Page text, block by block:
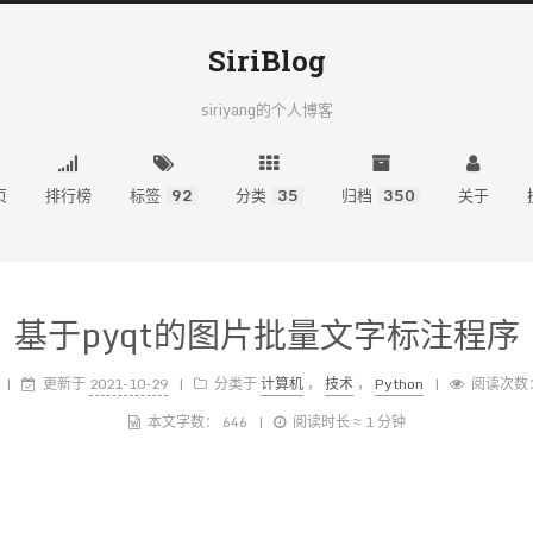
SiriBlog
siriyang的个人博客
排行榜 标签 92 分类 35 归档 350 关于
基于pyqt的图片批量文字标注程序
更新于 2021-10-29 分类于计算机 ， 技术 ， Python
阅读次数
本文字数：
646 阅读时长 ≈ 1 分钟